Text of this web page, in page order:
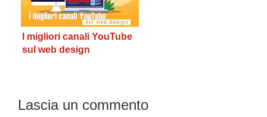
I migliori canali YouTube
sul web design
Interazioni
Lascia un commento